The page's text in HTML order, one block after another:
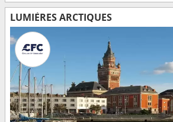
LUMIÈRES ARCTIQUES